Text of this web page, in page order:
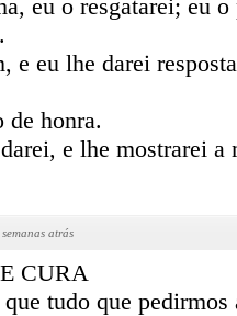
eu o resgatarei; eu
e eu lhe darei
honra.
e lhe mostrarei a
atrás
CURA
tudo que pedirmos